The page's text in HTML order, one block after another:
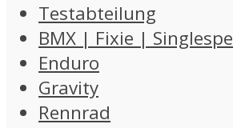
Testabteilung
BMX | Fixie |
Enduro
Gravity
Rennrad